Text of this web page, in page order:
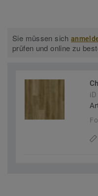
Sie müssen sich
prüfen und online zu